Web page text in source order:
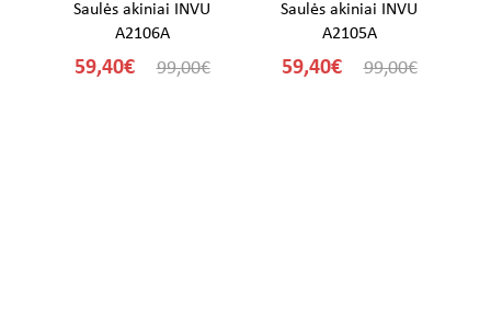
Saulės akiniai INVU
A2106A
59,40€ 99,00€
Saulės akiniai INVU
A2105A
59,40€ 99,00€